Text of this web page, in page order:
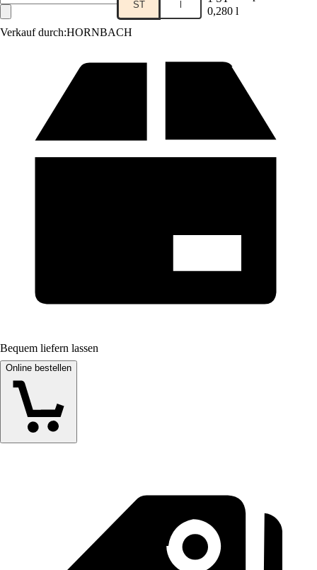
Verkauf durch:HORNBACH
ST l
0,280 l
Bequem liefern lassen
Online bestellen